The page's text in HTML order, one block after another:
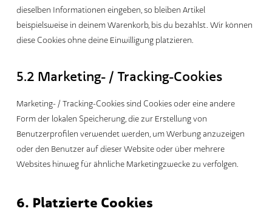
dieselben Informationen eingeben, so bleiben Artikel
beispielsweise in deinem Warenkorb, bis du bezahlst. Wir können
diese Cookies ohne deine Einwilligung platzieren.
5.2 Marketing- / Tracking-Cookies
Marketing- / Tracking-Cookies sind Cookies oder eine andere
Form der lokalen Speicherung, die zur Erstellung von
Benutzerprofilen verwendet werden, um Werbung anzuzeigen
oder den Benutzer auf dieser Website oder über mehrere
Websites hinweg für ähnliche Marketingzwecke zu verfolgen.
6. Platzierte Cookies